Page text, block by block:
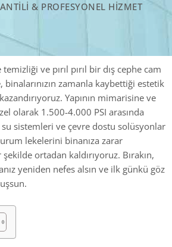
& PROFESYONEL HIZMET
ve pırıl pırıl bir dış cephe cam
zamanla kaybettiği estetik
Yapının mimarisine ve
olarak 1.500-4.000 PSI arasında
su sistemleri ve çevre dostu solüsyonlar
lekelerini binanıza zarar
ortadan kaldırıyoruz. Bırakın,
yeniden nefes alsın ve ilk günkü göz